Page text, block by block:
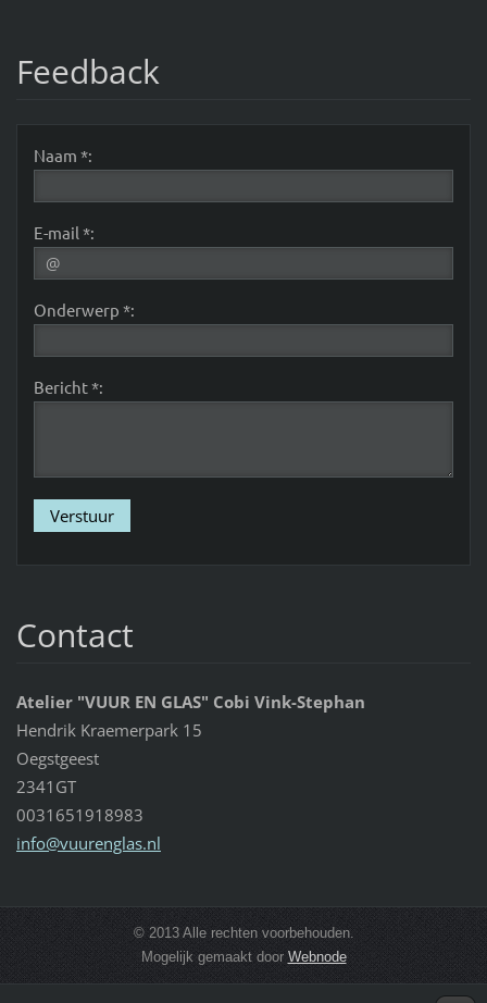
Feedback
Naam *:
E-mail *:
Onderwerp *:
Bericht *:
Contact
Atelier "VUUR EN GLAS" Cobi Vink-Stephan
Hendrik Kraemerpark 15
Oegstgeest
2341GT
0031651918983
info@vuurenglas.nl
© 2013 Alle rechten voorbehouden.
Mogelijk gemaakt door Webnode